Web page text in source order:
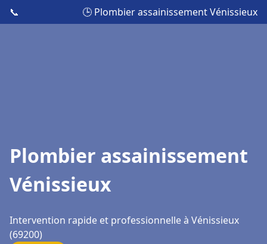
📞 🕒 Plombier assainissement Vénissieux
Plombier assainissement
Vénissieux
Intervention rapide et professionnelle à Vénissieux
(69200)